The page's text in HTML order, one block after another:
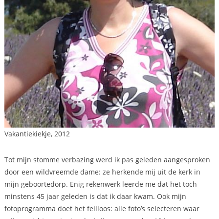
Vakantiekiekje, 2012
Tot mijn stomme verbazing werd ik pas geleden aangesproken
door een wildvreemde dame: ze herkende mij uit de kerk in
mijn geboortedorp. Enig rekenwerk leerde me dat het toch
minstens 45 jaar geleden is dat ik daar kwam. Ook mijn
fotoprogramma doet het feilloos: alle foto’s selecteren waar